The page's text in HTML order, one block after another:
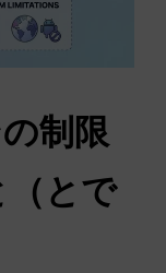
制限
とで